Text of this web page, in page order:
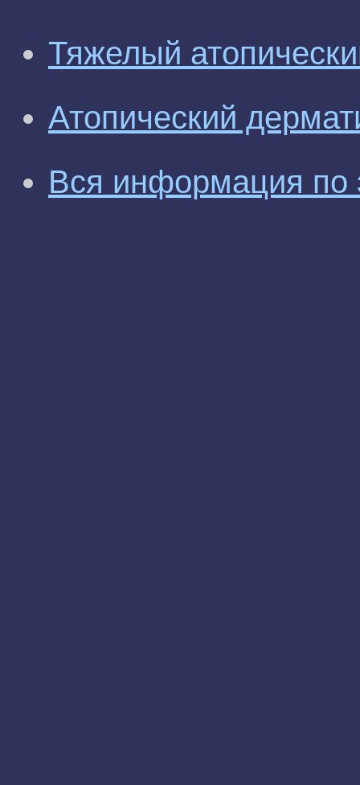
Тяжелый
Атопический
Вся информация по